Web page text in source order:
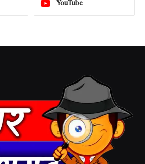
YouTube